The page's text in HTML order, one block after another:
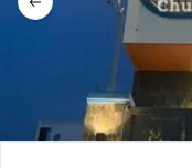
Previous slide